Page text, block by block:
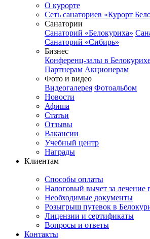
О курорте
Сеть санаториев «Курорт
Санатории
Санаторий «Белокуриха»
Санаторий «Сибирь»
Бизнес
Конференц-залы в
Партнерам Акционерам
Фото и видео
Видеогалерея Фотоальбом
Новости
Афиша
Статьи
Отзывы
Вакансии
Учебный центр
Награды
Клиентам
Способы оплаты
Налоговый вычет за лечение
Необходимые документы
Розыгрыш путевок в
Лицензии и сертификаты
Вопросы и ответы
Контакты